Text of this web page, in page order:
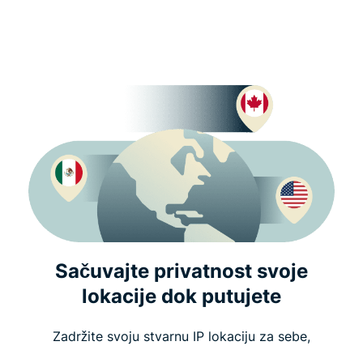
Sačuvajte privatnost svoje
lokacije dok putujete
Zadržite svoju stvarnu IP lokaciju za sebe,